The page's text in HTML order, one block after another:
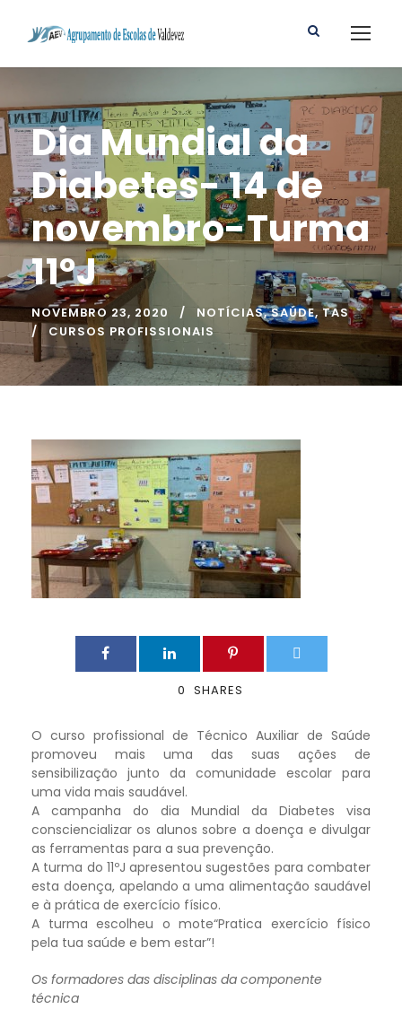
Dia Mundial da
Diabetes- 14 de
novembro-Turma
11ºJ
NOVEMBRO 23, 2020 NOTÍCIAS, SAÚDE, TAS
CURSOS PROFISSIONAIS
0 SHARES
O curso profissional de Técnico Auxiliar de Saúde
promoveu mais uma das suas ações de
sensibilização junto da comunidade escolar para
uma vida mais saudável.
A campanha do dia Mundial da Diabetes visa
consciencializar os alunos sobre a doença e divulgar
as ferramentas para a sua prevenção.
A turma do 11ºJ apresentou sugestões para combater
esta doença, apelando a uma alimentação saudável
e à prática de exercício físico.
A turma escolheu o mote“Pratica exercício físico
pela tua saúde e bem estar”!
Os formadores das disciplinas da componente
técnica